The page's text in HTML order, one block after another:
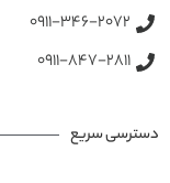
0911-346-2072
0911-847-2811
دسترسی سریع